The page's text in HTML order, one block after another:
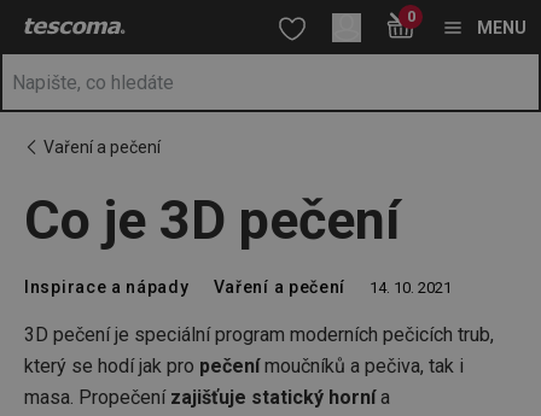
Nacházíte se na stránce Co je 3D pečení
Přejít na hlavní obsah
Přejít na vyhledávání
Přejít na navigaci 0
MENU
Vaření a pečení
Co je 3D pečení
Inspirace a nápady Vaření a pečení 14. 10. 2021
3D pečení je speciální program moderních pečicích trub,
který se hodí jak pro pečenímoučníků a pečiva, tak i
masa. Propečení zajišťuje statický hornía